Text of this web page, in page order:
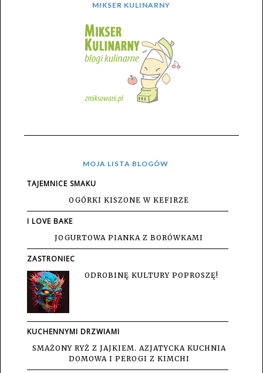
MIKSER KULINARNY
MOJA LISTA BLOGÓW
TAJEMNICE SMAKU
OGÓRKI KISZONE W KEFIRZE
I LOVE BAKE
JOGURTOWA PIANKA Z BORÓWKAMI
ZASTRONIEC
ODROBINĘ KULTURY POPROSZĘ!
KUCHENNYMI DRZWIAMI
SMAŻONY RYŻ Z JAJKIEM. AZJATYCKA KUCHNIA
DOMOWA I PEROGI Z KIMCHI